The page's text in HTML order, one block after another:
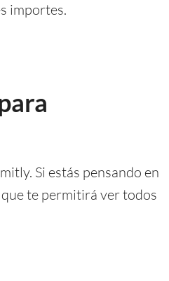
importes.
Si estás pensando en
te permitirá ver todos